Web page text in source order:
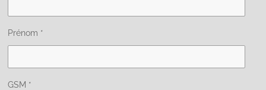
Prénom *
GSM *